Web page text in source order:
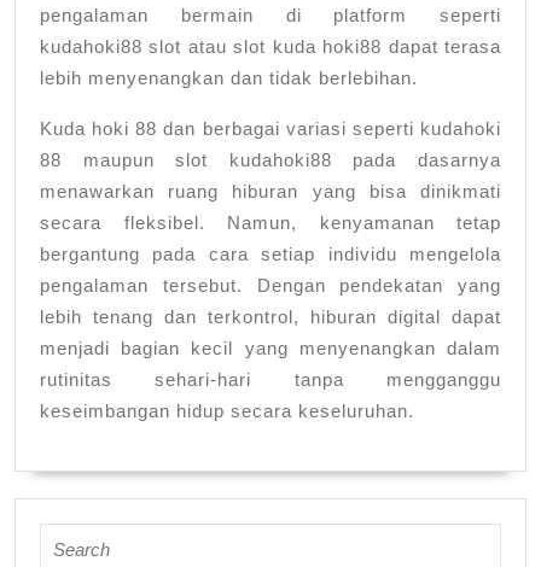
pengalaman bermain di platform seperti
kudahoki88 slot atau slot kuda hoki88 dapat terasa
lebih menyenangkan dan tidak berlebihan.
Kuda hoki 88 dan berbagai variasi seperti kudahoki
88 maupun slot kudahoki88 pada dasarnya
menawarkan ruang hiburan yang bisa dinikmati
secara fleksibel. Namun, kenyamanan tetap
bergantung pada cara setiap individu mengelola
pengalaman tersebut. Dengan pendekatan yang
lebih tenang dan terkontrol, hiburan digital dapat
menjadi bagian kecil yang menyenangkan dalam
rutinitas sehari-hari tanpa mengganggu
keseimbangan hidup secara keseluruhan.
for: